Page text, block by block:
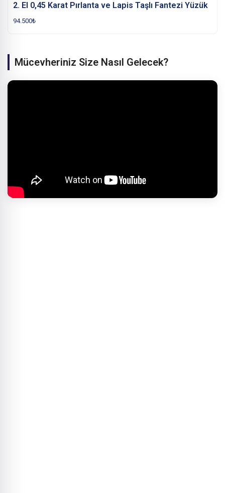
2. El 0,45 Karat Pırlanta ve Lapis Taşlı Fantezi Yüzük
94.500₺
Mücevheriniz Size Nasıl Gelecek?